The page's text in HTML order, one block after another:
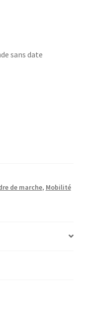
sans date
de marche, Mobilité